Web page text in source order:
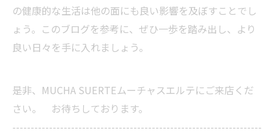
の健康的な生活は他の面にも良い影響を及ぼすことでし
ょう。このブログを参考に、ぜひ一歩を踏み出し、より
良い日々を手に入れましょう。
是非、MUCHA SUERTEムーチャスエルテにご来店くだ
さい。 お待ちしております。
--------------------------------------------------------------------